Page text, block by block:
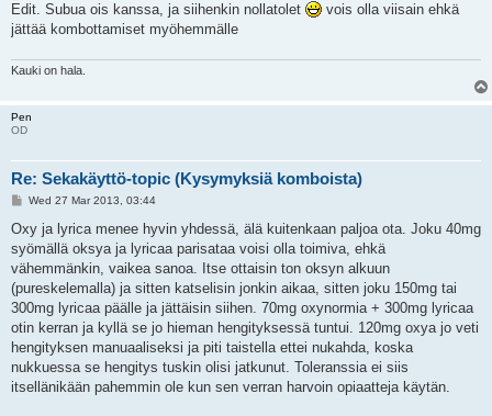
Edit. Subua ois kanssa, ja siihenkin nollatolet
vois olla viisain ehkä
jättää kombottamiset myöhemmälle
Kauki on hala.
Pen
OD
Re: Sekakäyttö-topic (Kysymyksiä komboista)
P
s
Wed 27 Mar 2013, 03:44
Oxy ja lyrica menee hyvin yhdessä, älä kuitenkaan paljoa ota. Joku 40mg
syömällä oksya ja lyricaa parisataa voisi olla toimiva, ehkä
vähemmänkin, vaikea sanoa. Itse ottaisin ton oksyn alkuun
(pureskelemalla) ja sitten katselisin jonkin aikaa, sitten joku 150mg tai
300mg lyricaa päälle ja jättäisin siihen. 70mg oxynormia + 300mg lyricaa
otin kerran ja kyllä se jo hieman hengityksessä tuntui. 120mg oxya jo veti
hengityksen manuaaliseksi ja piti taistella ettei nukahda, koska
nukkuessa se hengitys tuskin olisi jatkunut. Toleranssia ei siis
itsellänikään pahemmin ole kun sen verran harvoin opiaatteja käytän.